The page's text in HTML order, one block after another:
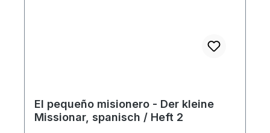
El pequeño misionero - Der kleine
Missionar, spanisch / Heft 2